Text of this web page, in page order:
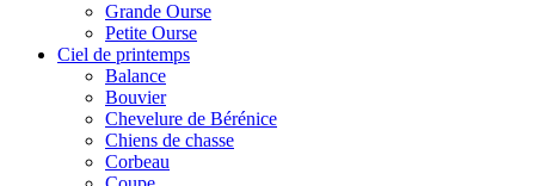
Grande Ourse
Petite Ourse
Ciel de printemps
Balance
Bouvier
Chevelure de Bérénice
Chiens de chasse
Corbeau